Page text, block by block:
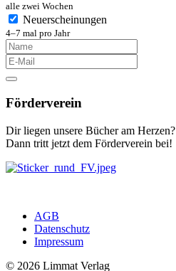
alle zwei Wochen
Neuerscheinungen
4–7 mal pro Jahr
Förderverein
Dir liegen unsere Bücher am Herzen?
Dann tritt jetzt dem Förderverein bei!
AGB
Datenschutz
Impressum
© 2026 Limmat Verlag